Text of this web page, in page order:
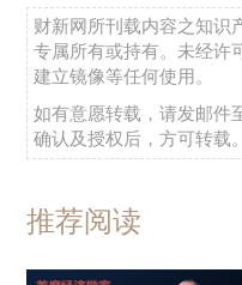
财新网所刊载内容之知识
专属所有或持有。未经许
建立镜像等任何使用。
如有意愿转载，请发邮件
确认及授权后，方可转载。
推荐阅读